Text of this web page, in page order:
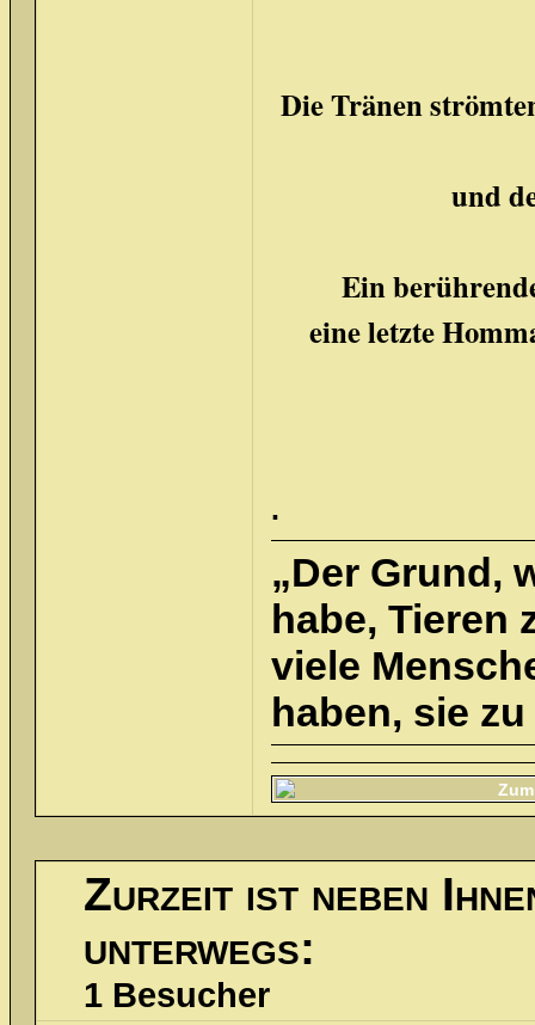
Die Tränen
und
Ein
eine letzte
.
„Der Grund,
habe, Tieren
viele
haben, sie
Zurzeit ist neben
unterwegs:
1 Besucher